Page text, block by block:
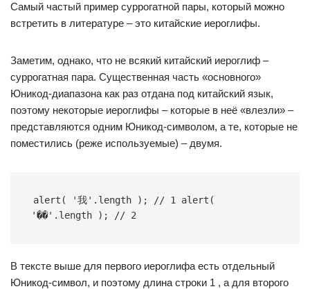
Самый частый пример суррогатной пары, который можно
встретить в литературе – это китайские иероглифы.
Заметим, однако, что не всякий китайский иероглиф –
суррогатная пара. Существенная часть «основного»
Юникод-диапазона как раз отдана под китайский язык,
поэтому некоторые иероглифы – которые в неё «влезли» –
представляются одним Юникод-символом, а те, которые не
поместились (реже используемые) – двумя.
alert( '我'.length ); // 1 alert(
'��'.length ); // 2
В тексте выше для первого иероглифа есть отдельный
Юникод-символ, и поэтому длина строки 1 , а для второго